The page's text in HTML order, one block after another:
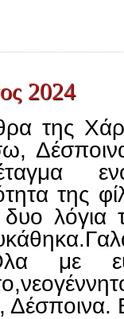
2024
της
της
λόγια
με